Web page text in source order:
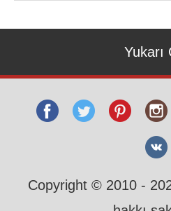
Yukarı
Copyright © 2010 -